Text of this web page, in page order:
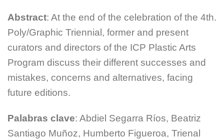
Abstract: At the end of the celebration of the 4th.
Poly/Graphic Triennial, former and present
curators and directors of the ICP Plastic Arts
Program discuss their different successes and
mistakes, concerns and alternatives, facing
future editions.
Palabras clave: Abdiel Segarra Ríos, Beatriz
Santiago Muñoz, Humberto Figueroa, Trienal